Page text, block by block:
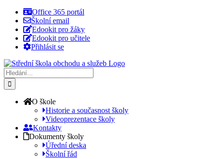
Přeskočit
obsah
Office 365 portál
Školní email
Edookit pro žáky
Edookit pro učitele
Přihlásit se
Hledat:
O škole
Historie a současnost školy
Videoprezentace školy
Kontakty
Dokumenty školy
Úřední deska
Školní řád